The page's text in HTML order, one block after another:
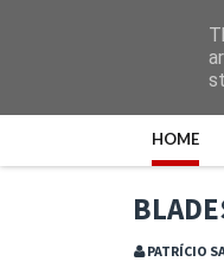
HOME
PATRÍCIO